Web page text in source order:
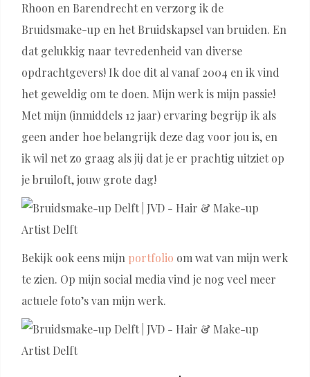
Rhoon en Barendrecht en verzorg ik de
Bruidsmake-up en het Bruidskapsel van bruiden. En
dat gelukkig naar tevredenheid van diverse
opdrachtgevers! Ik doe dit al vanaf 2004 en ik vind
het geweldig om te doen. Mijn werk is mijn passie!
Met mijn (inmiddels 12 jaar) ervaring begrijp ik als
geen ander hoe belangrijk deze dag voor jou is, en
ik wil net zo graag als jij dat je er prachtig uitziet op
je bruiloft, jouw grote dag!
Bekijk ook eens mijn portfolio om wat van mijn werk
te zien. Op mijn social media vind je nog veel meer
actuele foto’s van mijn werk.